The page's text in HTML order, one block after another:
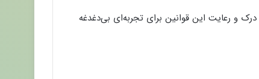
و رعایت این قوانین برای تجربه‌ای بی‌دغدغه